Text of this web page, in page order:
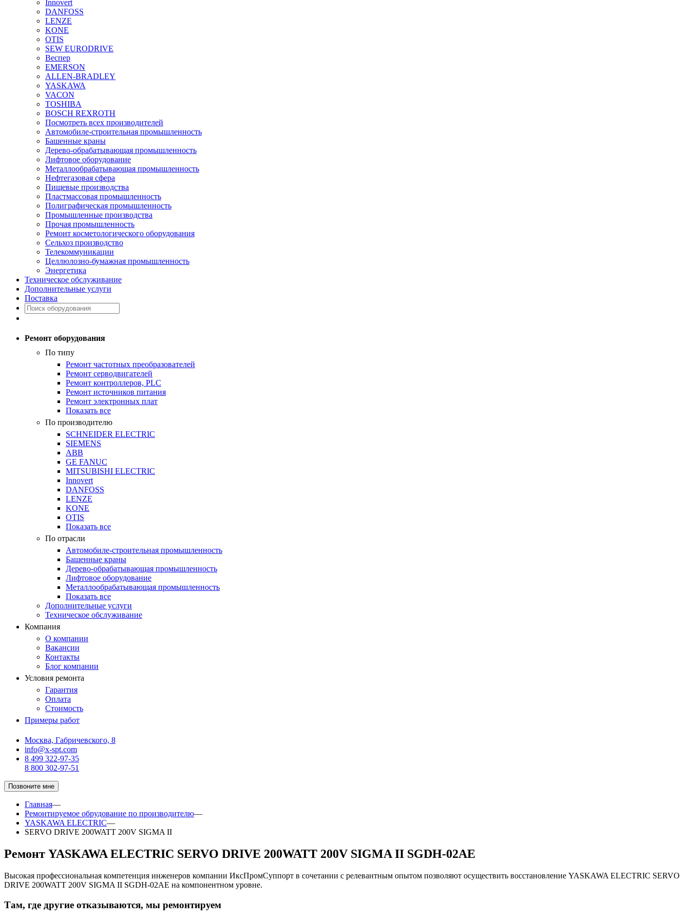
Innovert
DANFOSS
LENZE
KONE
OTIS
SEW EURODRIVE
Веспер
EMERSON
ALLEN-BRADLEY
YASKAWA
VACON
TOSHIBA
BOSCH REXROTH
Посмотреть всех производителей
Автомобиле-строительная промышленность
Башенные краны
Дерево-обрабатывающая промышленность
Лифтовое оборудование
Металлообрабатывающая промышленность
Нефтегазовая сфера
Пищевые производства
Пластмассовая промышленность
Полиграфическая промышленность
Промышленные производства
Прочая промышленность
Ремонт косметологического оборудования
Сельхоз производство
Телекоммуникации
Целлюлозно-бумажная промышленность
Энергетика
Техническое обслуживание
Дополнительные услуги
Поставка
Ремонт оборудования
По типу
Ремонт частотных преобразователей
Ремонт серводвигателей
Ремонт контроллеров, PLC
Ремонт источников питания
Ремонт электронных плат
Показать все
По производителю
SCHNEIDER ELECTRIC
SIEMENS
ABB
GE FANUC
MITSUBISHI ELECTRIC
Innovert
DANFOSS
LENZE
KONE
OTIS
Показать все
По отрасли
Автомобиле-строительная промышленность
Башенные краны
Дерево-обрабатывающая промышленность
Лифтовое оборудование
Металлообрабатывающая промышленность
Показать все
Дополнительные услуги
Техническое обслуживание
Компания
О компании
Вакансии
Контакты
Блог компании
Условия ремонта
Гарантия
Оплата
Стоимость
Примеры работ
Москва, Габричевского, 8
info@x-spt.com
8 499 322-97-35
8 800 302-97-51
Позвоните мне
Главная—
Ремонтируемое обрудование по производителю—
YASKAWA ELECTRIC—
SERVO DRIVE 200WATT 200V SIGMA II
Ремонт YASKAWA ELECTRIC SERVO DRIVE 200WATT 200V SIGMA II SGDH-02AE
Высокая профессиональная компетенция инженеров компании ИксПромСуппорт в сочетании с релевантным опытом позволяют осуществить восстановление YASKAWA ELECTRIC SERVO
DRIVE 200WATT 200V SIGMA II SGDH-02AE на компонентном уровне.
Там, где другие отказываются, мы ремонтируем